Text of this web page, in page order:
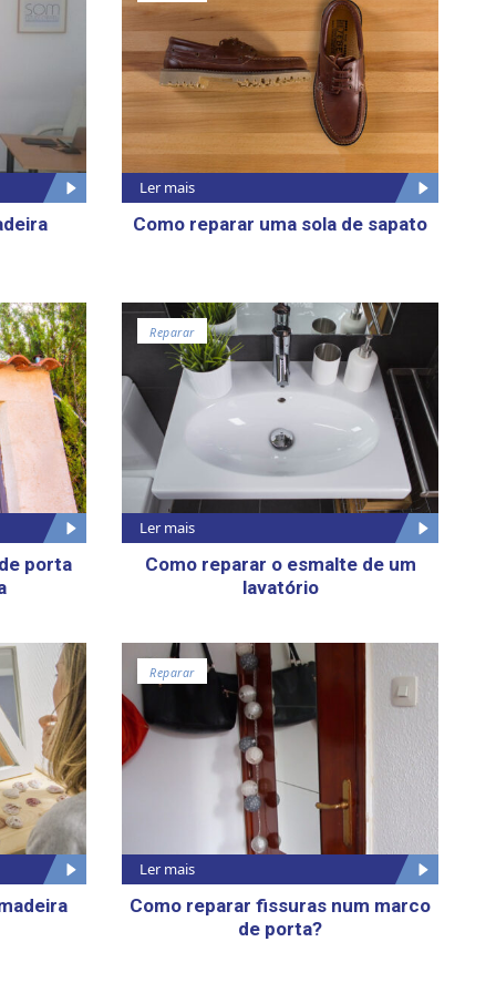
Ler mais
Como reparar uma sola de sapato
porta
Reparar
Ler mais
Como reparar o esmalte de um
lavatório
Reparar
Ler mais
Como reparar fissuras num marco
de porta?